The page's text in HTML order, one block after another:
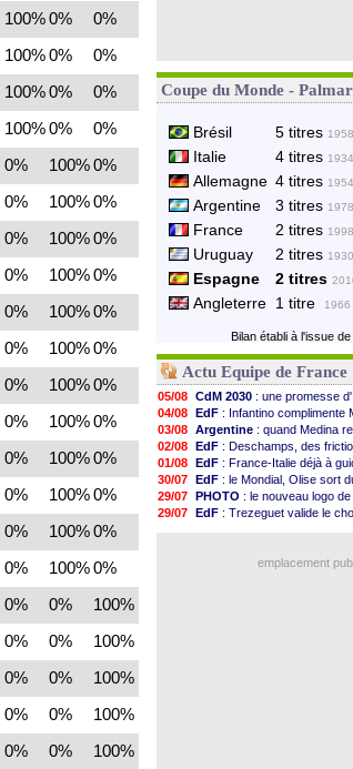
100%0% 0%
100%0% 0%
100%0% 0%
100%0% 0%
0% 100%0%
0% 100%0%
0% 100%0%
0% 100%0%
0% 100%0%
0% 100%0%
0% 100%0%
0% 100%0%
0% 100%0%
0% 100%0%
0% 100%0%
0% 100%0%
0% 0% 100%
0% 0% 100%
0% 0% 100%
0% 0% 100%
0% 0% 100%
Coupe du Monde -
Brésil 5 titres
Italie 4 titres
Allemagne 4 titres
Argentine 3 titres
France 2 titres
Uruguay 2 titres
Espagne 2 titres
Angleterre 1 titre 1966
Bilan établi à l'issue
Actu Equipe de France
05/08 CdM 2030 : une promesse
04/08 EdF : Infantino complimente
03/08 Argentine : quand Medina
02/08 EdF : Deschamps, des
01/08 EdF : France-Italie déjà à
30/07 EdF : le Mondial, Olise sort
29/07 PHOTO : le nouveau logo
29/07 EdF : Trezeguet valide le
: le message de Mbappé
emplacement